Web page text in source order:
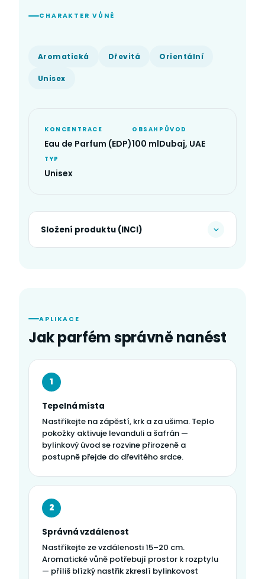
CHARAKTER VŮNĚ
Aromatická Dřevitá Orientální
Unisex
KONCENTRACE
Eau de Parfum (EDP)
OBSAH
100 ml
PŮVOD
Dubaj, UAE
TYP
Unisex
Složení produktu (INCI)
APLIKACE
Jak parfém správně nanést
1
Tepelná místa
Nastříkejte na zápěstí, krk a za ušima. Teplo
pokožky aktivuje levanduli a šafrán —
bylinkový úvod se rozvine přirozeně a
postupně přejde do dřevitého srdce.
2
Správná vzdálenost
Nastříkejte ze vzdálenosti 15–20 cm.
Aromatické vůně potřebují prostor k rozptylu
— příliš blízký nastřik zkreslí bylinkovost